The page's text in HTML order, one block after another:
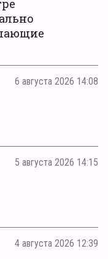
6 августа 2026 14:08
5 августа 2026 14:15
4 августа 2026 12:39